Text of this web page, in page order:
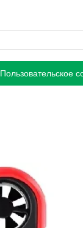
Пользовательское